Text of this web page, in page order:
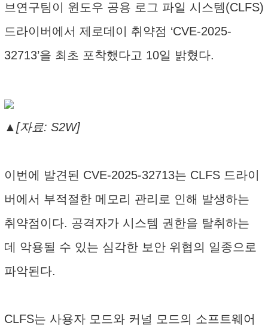
브연구팀이 윈도우 공용 로그 파일 시스템(CLFS)
드라이버에서 제로데이 취약점 ‘CVE-2025-
32713’을 최초 포착했다고 10일 밝혔다.
▲[자료: S2W]
이번에 발견된 CVE-2025-32713는 CLFS 드라이
버에서 부적절한 메모리 관리로 인해 발생하는
취약점이다. 공격자가 시스템 권한을 탈취하는
데 악용될 수 있는 심각한 보안 위협의 일종으로
파악된다.
CLFS는 사용자 모드와 커널 모드의 소프트웨어